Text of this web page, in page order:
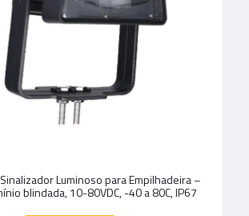
Luminoso para Empilhadeira –
blindada, 10-80VDC, -40 a 80C, IP67